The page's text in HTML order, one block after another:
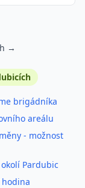
→
brigádníka
areálu
- možnost
Pardubic
hodina